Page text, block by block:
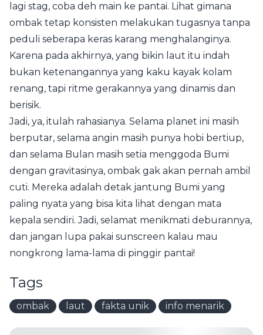
lagi stag, coba deh main ke pantai. Lihat gimana
ombak tetap konsisten melakukan tugasnya tanpa
peduli seberapa keras karang menghalanginya.
Karena pada akhirnya, yang bikin laut itu indah
bukan ketenangannya yang kaku kayak kolam
renang, tapi ritme gerakannya yang dinamis dan
berisik.
Jadi, ya, itulah rahasianya. Selama planet ini masih
berputar, selama angin masih punya hobi bertiup,
dan selama Bulan masih setia menggoda Bumi
dengan gravitasinya, ombak gak akan pernah ambil
cuti. Mereka adalah detak jantung Bumi yang
paling nyata yang bisa kita lihat dengan mata
kepala sendiri. Jadi, selamat menikmati deburannya,
dan jangan lupa pakai sunscreen kalau mau
nongkrong lama-lama di pinggir pantai!
Tags
ombak laut fakta unik info menarik